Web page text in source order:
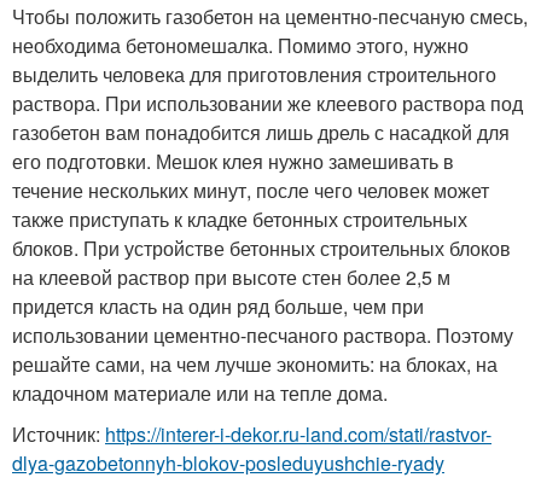
Чтобы положить газобетон на цементно-песчаную смесь,
необходима бетономешалка. Помимо этого, нужно
выделить человека для приготовления строительного
раствора. При использовании же клеевого раствора под
газобетон вам понадобится лишь дрель с насадкой для
его подготовки. Мешок клея нужно замешивать в
течение нескольких минут, после чего человек может
также приступать к кладке бетонных строительных
блоков. При устройстве бетонных строительных блоков
на клеевой раствор при высоте стен более 2,5 м
придется класть на один ряд больше, чем при
использовании цементно-песчаного раствора. Поэтому
решайте сами, на чем лучше экономить: на блоках, на
кладочном материале или на тепле дома.
Источник: https://interer-i-dekor.ru-land.com/stati/rastvor-
dlya-gazobetonnyh-blokov-posleduyushchie-ryady